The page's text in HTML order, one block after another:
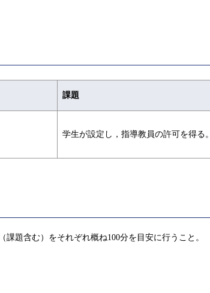
課題
学生が設定し，指導教員の許可を得る。
題含む）をそれぞれ概ね100分を目安に行うこと。